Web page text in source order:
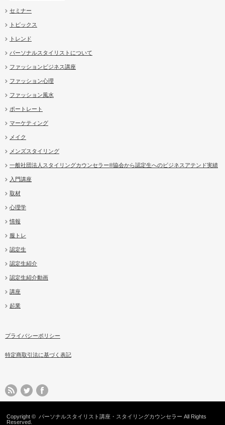
セミナー
トピックス
トレンド
パーソナルスタイリストについて
ファッションビジネス講座
ファッション心理
ファッション風水
ポートレート
マーケティング
メイク
メンズスタイリング
一般社団法人スタイリングカウンセラー®協会から認定生へのビジネスアテンド実績
入門講座
取材
心理学
情報
服トレ
認定生
認定生紹介
認定生紹介動画
講座
起業
プライバシーポリシー
特定商取引法に基づく表記
Copyright © パーソナルスタイリスト講座・スタイリングカウンセラー All Rights
Reserved.